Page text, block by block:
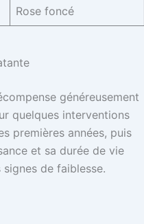
Rose foncé
généreusement
quelques interventions
premières années, puis
et sa durée de vie
de faiblesse.